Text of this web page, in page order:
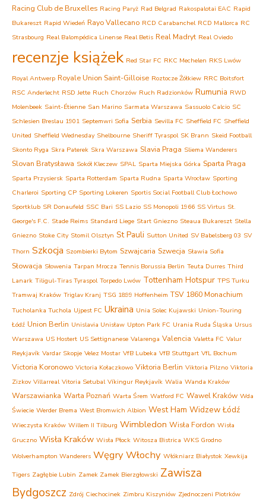
Racing Club de Bruxelles Racing Paryż Rad Belgrad Rakospalotai EAC Rapid
Bukareszt Rapid Wiedeń Rayo Vallecano RCD Carabanchel RCD Mallorca RC
Strasbourg Real Balompédica Linense Real Betis Real Madryt Real Oviedo
recenzje książek Red Star FC RKC Mechelen RKS Lwów
Royal Antwerp Royale Union Saint-Gilloise Roztocze Żółkiew RRC Boitsfort
RSC Anderlecht RSD Jette Ruch Chorzów Ruch Radzionków Rumunia RWD
Molenbeek Saint-Étienne San Marino Sarmata Warszawa Sassuolo Calcio SC
Schlesien Breslau 1901 Septemwri Sofia Serbia Sevilla FC Sheffield FC Sheffield
United Sheffield Wednesday Shelbourne Sheriff Tyraspol SK Brann Skeid Football
Skonto Ryga Skra Paterek Skra Warszawa Slavia Praga Sliema Wanderers
Slovan Bratysława Sokół Kleczew SPAL Sparta Miejska Górka Sparta Praga
Sparta Przysiersk Sparta Rotterdam Sparta Rudna Sparta Wrocław Sporting
Charleroi Sporting CP Sporting Lokeren Sportis Social Football Club Łochowo
Sportklub SR Donaufeld SSC Bari SS Lazio SS Monopoli 1966 SS Virtus St.
George's F.C. Stade Reims Standard Liege Start Gniezno Steaua Bukareszt Stella
Gniezno Stoke City Stomil Olsztyn St Pauli Sutton United SV Babelsberg 03 SV
Thorn Szkocja Szombierki Bytom Szwajcaria Szwecja Sławia Sofia
Słowacja Słowenia Tarpan Mrocza Tennis Borussia Berlin Teuta Durres Third
Lanark Tiligul-Tiras Tyraspol Torpedo Lwów Tottenham Hotspur TPS Turku
Tramwaj Kraków Triglav Kranj TSG 1899 Hoffenheim TSV 1860 Monachium
Tucholanka Tuchola Ujpest FC Ukraina Unia Solec Kujawski Union-Touring
Łódź Union Berlin Unislavia Unisław Upton Park FC Urania Ruda Śląska Ursus
Warszawa US Hostert US Settignanese Valarenga Valencia Valetta FC Valur
Reykjavík Vardar Skopje Velez Mostar VfB Lubeka VfB Stuttgart VfL Bochum
Victoria Koronowo Victoria Kołaczkowo Viktoria Berlin Viktoria Pilzno Viktoria
Zizkov Villarreal Vitoria Setubal Víkingur Reykjavík Walia Wanda Kraków
Warszawianka Warta Poznań Warta Śrem Watford FC Wawel Kraków Wda
Świecie Werder Brema West Bromwich Albion West Ham Widzew Łódź
Wieczysta Kraków Willem II Tilburg Wimbledon Wisła Fordon Wisła
Gruczno Wisła Kraków Wisła Płock Witosza Bistrica WKS Grodno
Wolverhampton Wanderers WęgryWłochy Włókniarz Białystok Xewkija
Tigers Zagłębie Lubin Zamek Zamek Bierzgłowski Zawisza
Bydgoszcz Zdrój Ciechocinek Zimbru Kiszyniów Zjednoczeni Piotrków